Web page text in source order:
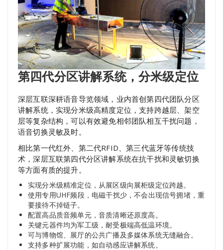
第四代分区讲解系统，分米级定位
深层互联深耕语音导览领域，业内首创第四代团队分区
讲解系统，实现分米级高精度定位，支持跨越层、架空
层等复杂结构，可以有效避免相邻团队相互干扰问题，
语音切换灵敏及时。
相比第一代红外、第二代RFID、第三代蓝牙等传统技
术，深层互联第四代分区讲解系统在抗干扰和灵敏切换
等方面有质的提升。
实现分米级精准定位，从展区级向展柜级定位跨越。
使用专用UHF频段，电磁干扰少，不会出现信号拥堵，重
要接待不掉链子。
配置高品质音频单元，音质清晰还原度高。
关键元器件均为军工级，耐受极端高低温环境。
可与博物馆、展厅的公共广播及多媒体系统无缝融合。
支持多种扩展功能，如自动感应讲解系统。